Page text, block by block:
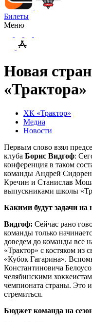
Билеты
Меню
Новая
«Трактора»
ХК «Трактор»
Медиа
Новости
Первым слово взял
клуба Борис Видгоф:
конференция в таком
команды Андрей
Кречин и Станислав
выпускниками школы
Какими будут задачи на
Видгоф: Сейчас рано
команды только
доведем до команды все
«Трактор» с костяком из
«Кубок Гагарина».
Константиновича
челябинскими
чемпионата страны. Это
стремиться.
Бюджет команда на